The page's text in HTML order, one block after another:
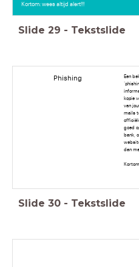
Kortom: wees altijd alert!!!
Slide 29 - Tekstslide
Phishing
Een
kopie
van
mails
goed
bank,
dan
Slide 30 - Tekstslide